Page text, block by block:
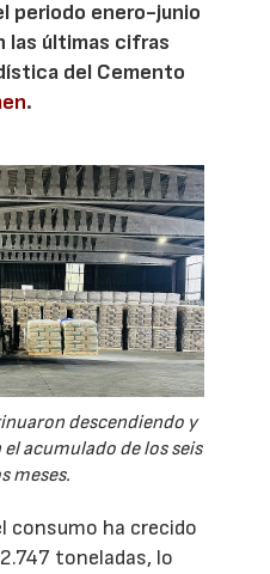
periodo enero-junio
las últimas cifras
del Cemento
.
descendiendo y
acumulado de los seis
meses.
consumo ha crecido
toneladas, lo